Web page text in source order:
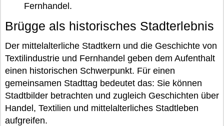
Fernhandel.
Brügge als historisches Stadterlebnis
Der mittelalterliche Stadtkern und die Geschichte von
Textilindustrie und Fernhandel geben dem Aufenthalt
einen historischen Schwerpunkt. Für einen
gemeinsamen Stadttag bedeutet das: Sie können
Stadtbilder betrachten und zugleich Geschichten über
Handel, Textilien und mittelalterliches Stadtleben
aufgreifen.